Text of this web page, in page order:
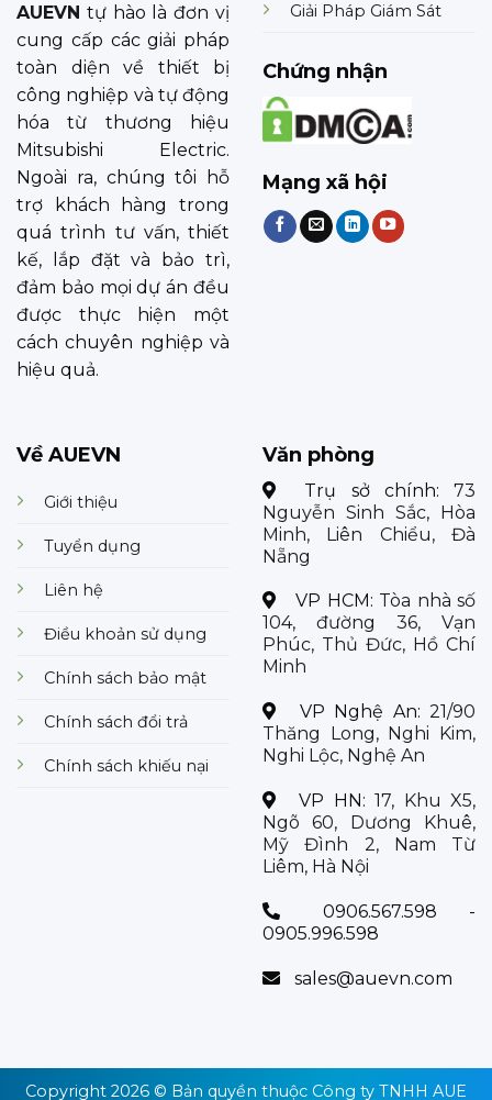
AUEVN tự hào là đơn vị
cung cấp các giải pháp
toàn diện về thiết bị
công nghiệp và tự động
hóa từ thương hiệu
Mitsubishi Electric.
Ngoài ra, chúng tôi hỗ
trợ khách hàng trong
quá trình tư vấn, thiết
kế, lắp đặt và bảo trì,
đảm bảo mọi dự án đều
được thực hiện một
cách chuyên nghiệp và
hiệu quả.
Giải Pháp Giám Sát
Chứng nhận
Mạng xã hội
Về AUEVN
Giới thiệu
Tuyển dụng
Liên hệ
Điều khoản sử dụng
Chính sách bảo mật
Chính sách đổi trả
Chính sách khiếu nại
Văn phòng
Trụ sở chính: 73
Nguyễn Sinh Sắc, Hòa
Minh, Liên Chiểu, Đà
Nẵng
VP HCM: Tòa nhà số
104, đường 36, Vạn
Phúc, Thủ Đức, Hồ Chí
Minh
VP Nghệ An: 21/90
Thăng Long, Nghi Kim,
Nghi Lộc, Nghệ An
VP HN:17, Khu X5,
Ngõ 60, Dương Khuê,
Mỹ Đình 2, Nam Từ
Liêm, Hà Nội
0906.567.598 -
0905.996.598
sales@auevn.com
Copyright 2026 © Bản quyền thuộc Công ty TNHH AUE